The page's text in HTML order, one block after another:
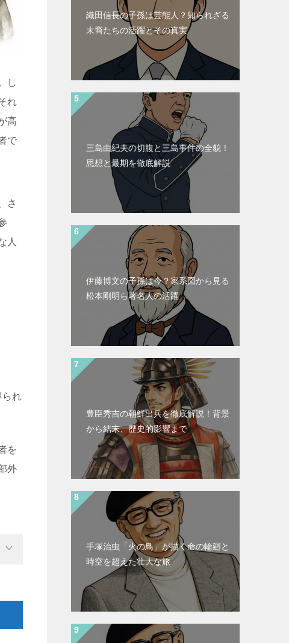
し
れ
高
で
さ
人
られ
を
外
織田信長の子孫は芸能人？知られざる
末裔たちの活躍とその真実
三島由紀夫の切腹と三島事件の全貌！
思想と最期を徹底解説
伊藤博文の子孫は今？家系図から見る
松本剛明ら著名人の活躍
豊臣秀吉の朝鮮出兵を徹底解説！背景
から結末、歴史的影響まで
手塚治虫「火の鳥」が描く命の輪廻と
時空を超えた壮大な旅